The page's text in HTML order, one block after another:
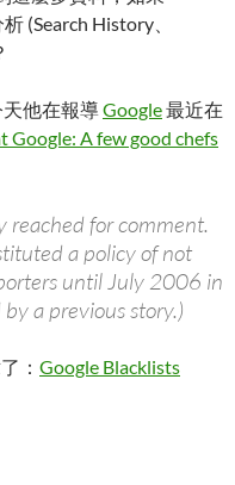
(Search History、
他在報導Google最近在
Google: A few good chefs
reached for comment.
a policy of not
until July 2006 in
a previous story.)
： Google Blacklists